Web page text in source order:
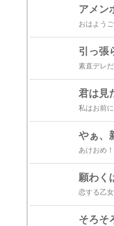
引っ
君は見
やぁ、
願わく
そろそ